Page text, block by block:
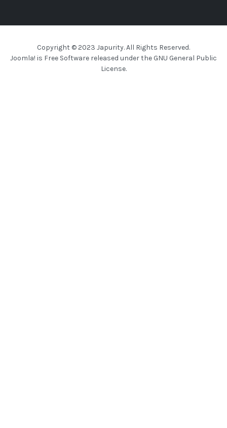
Copyright © 2023 Japurity. All Rights Reserved.
Joomla! is Free Software released under the GNU General Public
License.